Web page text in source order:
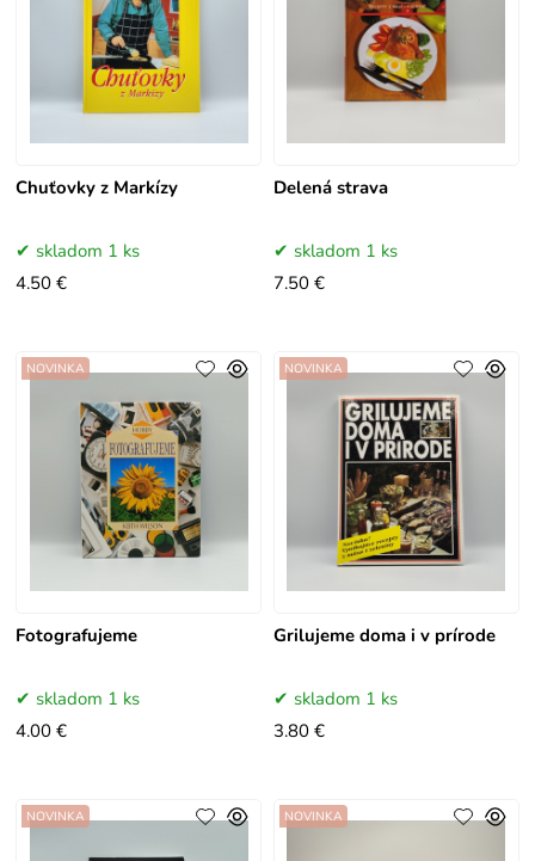
Chuťovky z Markízy
skladom 1 ks
4.50 €
Delená strava
skladom 1 ks
7.50 €
Fotografujeme
NOVINKA
skladom 1 ks
4.00 €
Grilujeme doma i v prírode
NOVINKA
skladom 1 ks
3.80 €
NOVINKA NOVINKA